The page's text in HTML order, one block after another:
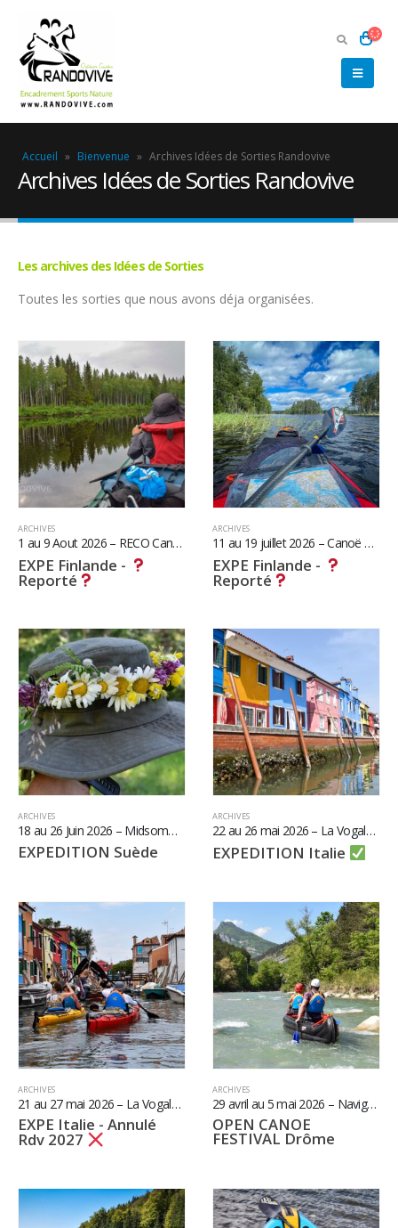
Accueil » Bienvenue » Archives Idées de Sorties Randovive
Archives Idées de Sorties Randovive
Les archives des Idées de Sorties
Toutes les sorties que nous avons déja organisées.
ARCHIVES
1 au 9 Aout 2026 – RECO Canoë ou Kayak autour d’Inari en Laponie Finlandaise
EXPE Finlande -
Reporté
ARCHIVES
11 au 19 juillet 2026 – Canoë ou Kayak dans les réserves naturelles des 1000 lacs Finlandais
EXPE Finlande -
Reporté
ARCHIVES
18 au 26 Juin 2026 – Midsommar au coeur de l’Archipel de Stockholm
EXPEDITION Suède
ARCHIVES
22 au 26 mai 2026 – La Vogalonga et la Lagune de Venise
EXPEDITION Italie
ARCHIVES
21 au 27 mai 2026 – La Vogalonga et la Lagune de Venise
EXPE Italie - Annulé
Rdv 2027
ARCHIVES
29 avril au 5 mai 2026 – Navigation Canoë by Randovive & Open Canoë Festival Drôme
OPEN CANOE
FESTIVAL Drôme